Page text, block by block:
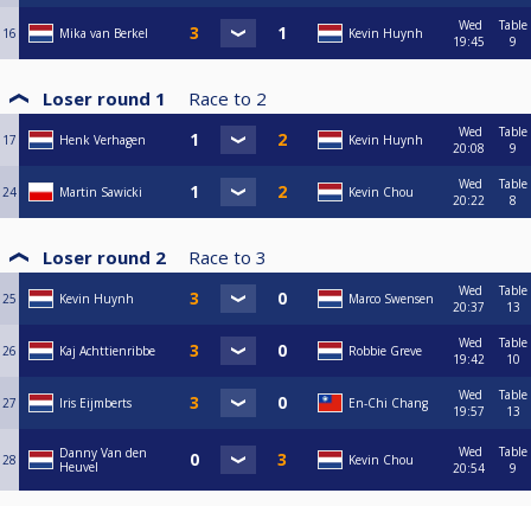
16 Mika van Berkel Kevin Huynh
Wed
19:45
Table
9
Loser round 1 Race to 2
17 Henk Verhagen Kevin Huynh
Wed
20:08
Table
9
24 Martin Sawicki Kevin Chou
Wed
20:22
Table
8
Loser round 2 Race to 3
25 Kevin Huynh Marco Swensen
Wed
20:37
Table
13
26 Kaj Achttienribbe Robbie Greve
Wed
19:42
Table
10
27 Iris Eijmberts En-Chi Chang
Wed
19:57
Table
13
28
Danny Van den
Heuvel
Kevin Chou
Wed
20:54
Table
9